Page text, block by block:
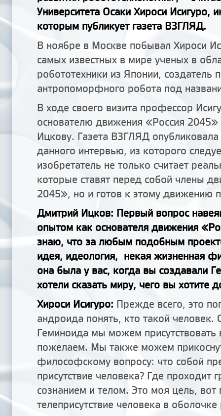
Университета Осаки Хироси Исигуро,
которым публикует газета ВЗГЛЯД.
В ноябре в Москве побывал Хироси
самых известных в мире ученых в
робототехники из Японии, создатель
антропоморфного робота под
В ходе своего визита профессор
основателю движения «Россия
Ицкову. Газета ВЗГЛЯД
данного интервью, из которого
изобретатель не только считает
которые ставят перед собой члены
2045», но и готов к этому движению
Дмитрий Ицков: Первый вопрос
опытом как основателя движения
знаю, что за любым подобным
идея, идеология, некая жизненная
она была у вас, когда вы создавали
хотели сказать миру, чего вы хотите
Хироси Исигуро: Прежде всего, это
андроида понять, кто такой
Геминоида мы можем присутствовать
пожелаем. Мы также можем
философскому вопросу: что собой
присутствие человека? Где проходит
сознанием и телом. Это моя цель,
телеприсутствие человека в